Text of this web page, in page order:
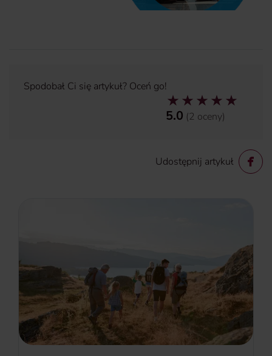
Spodobał Ci się artykuł? Oceń go!
5.0 (2 oceny)
Udostępnij artykuł